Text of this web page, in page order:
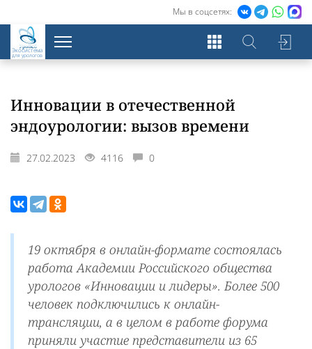
Мы в соцсетях:
Экосистема
для урологов
Инновации в отечественной
эндоурологии: вызов времени
27.02.2023 4116 0
19 октября в онлайн-формате состоялась
работа Академии Российского общества
урологов «Инновации и лидеры». Более 500
человек подключились к онлайн-
трансляции, а в целом в работе форума
приняли участие представители из 65